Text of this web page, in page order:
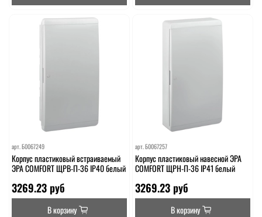
арт.Б0067249
Корпус пластиковый встраиваемый
ЭРА COMFORT ЩРВ-П-36 IP40 белый
3269.23 руб
В корзину
арт. Б0067257
Корпус пластиковый навесной ЭРА
COMFORT ЩРН-П-36 IP41 белый
3269.23 руб
В корзину